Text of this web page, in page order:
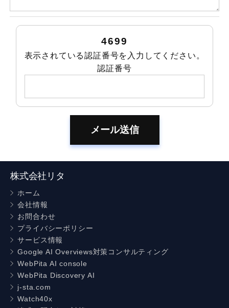
4699
表示されている認証番号を入力してください。
認証番号
株式会社リタ
ホーム
会社情報
お問合わせ
プライバシーポリシー
サービス情報
Google AI Overviews対策コンサルティング
WebPita AI console
WebPita Discovery AI
j-sta.com
Watch40x